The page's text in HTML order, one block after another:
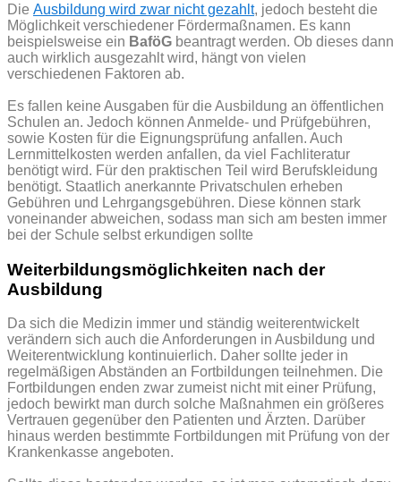
Die Ausbildung wird zwar nicht gezahlt, jedoch besteht die
Möglichkeit verschiedener Fördermaßnamen. Es kann
beispielsweise ein BaföG beantragt werden. Ob dieses dann
auch wirklich ausgezahlt wird, hängt von vielen
verschiedenen Faktoren ab.
Es fallen keine Ausgaben für die Ausbildung an öffentlichen
Schulen an. Jedoch können Anmelde- und Prüfgebühren,
sowie Kosten für die Eignungsprüfung anfallen. Auch
Lernmittelkosten werden anfallen, da viel Fachliteratur
benötigt wird. Für den praktischen Teil wird Berufskleidung
benötigt. Staatlich anerkannte Privatschulen erheben
Gebühren und Lehrgangsgebühren. Diese können stark
voneinander abweichen, sodass man sich am besten immer
bei der Schule selbst erkundigen sollte
Weiterbildungsmöglichkeiten nach der
Ausbildung
Da sich die Medizin immer und ständig weiterentwickelt
verändern sich auch die Anforderungen in Ausbildung und
Weiterentwicklung kontinuierlich. Daher sollte jeder in
regelmäßigen Abständen an Fortbildungen teilnehmen. Die
Fortbildungen enden zwar zumeist nicht mit einer Prüfung,
jedoch bewirkt man durch solche Maßnahmen ein größeres
Vertrauen gegenüber den Patienten und Ärzten. Darüber
hinaus werden bestimmte Fortbildungen mit Prüfung von der
Krankenkasse angeboten.